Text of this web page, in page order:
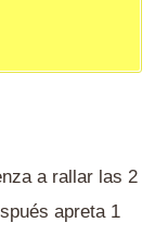
a rallar las 2
apreta 1